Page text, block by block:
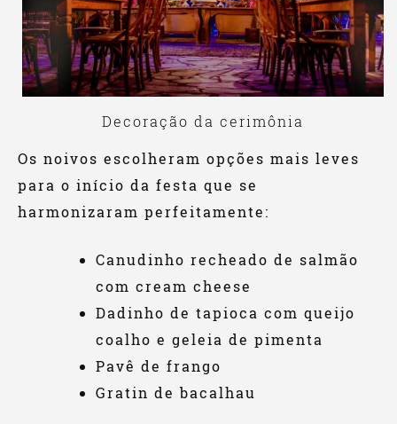
Decoração da cerimônia
Os noivos escolheram opções mais leves
para o início da festa que se
harmonizaram perfeitamente:
Canudinho recheado de salmão
com cream cheese
Dadinho de tapioca com queijo
coalho e geleia de pimenta
Pavê de frango
Gratin de bacalhau